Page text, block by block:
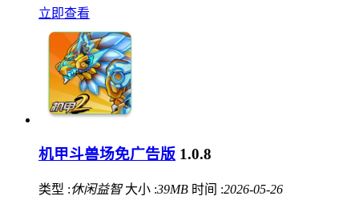
立即查看
机甲斗兽场免广告版 1.0.8
类型 :休闲益智 大小 :39MB 时间 :2026-05-26